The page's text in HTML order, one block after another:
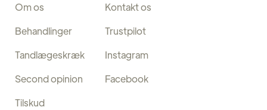
Om os
Behandlinger
Tandlægeskræk
Second opinion
Tilskud
Kontakt os
Trustpilot
Instagram
Facebook